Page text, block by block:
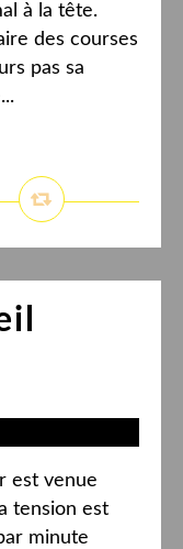
à la tête.
des courses
pas sa
est venue
tension est
minute